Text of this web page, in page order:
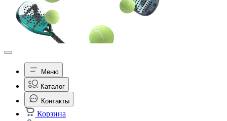
Меню
Каталог
Контакты
Корзина